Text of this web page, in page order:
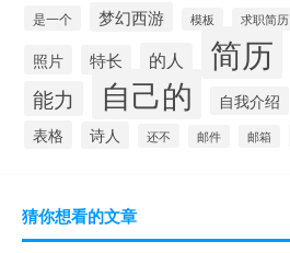
是一个 梦幻西游 模板 求职简历
照片 特长 的人 简历
能力 自己的 自我介绍
表格 诗人 还不 邮件 邮箱
猜你想看的文章